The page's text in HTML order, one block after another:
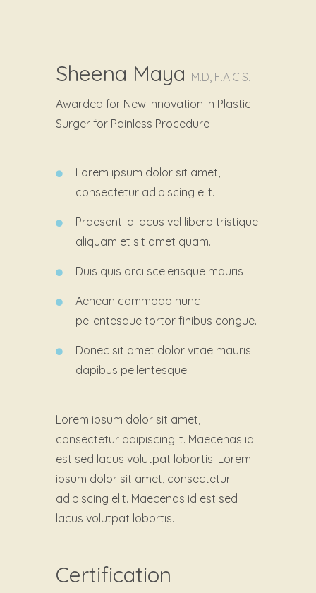
Sheena Maya M.D, F.A.C.S.
Awarded for New Innovation in Plastic
Surger for Painless Procedure
Lorem ipsum dolor sit amet,
consectetur adipiscing elit.
Praesent id lacus vel libero tristique
aliquam et sit amet quam.
Duis quis orci scelerisque mauris
Aenean commodo nunc
pellentesque tortor finibus congue.
Donec sit amet dolor vitae mauris
dapibus pellentesque.
Lorem ipsum dolor sit amet,
consectetur adipiscinglit. Maecenas id
est sed lacus volutpat lobortis. Lorem
ipsum dolor sit amet, consectetur
adipiscing elit. Maecenas id est sed
lacus volutpat lobortis.
Certification